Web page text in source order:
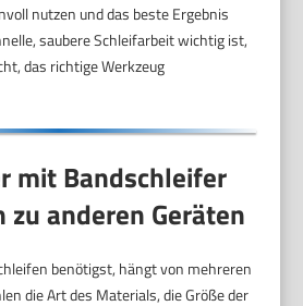
nutzen und das beste Ergebnis
saubere Schleifarbeit wichtig ist,
das richtige Werkzeug
mit Bandschleifer
zu anderen Geräten
benötigst, hängt von mehreren
die Art des Materials, die Größe der